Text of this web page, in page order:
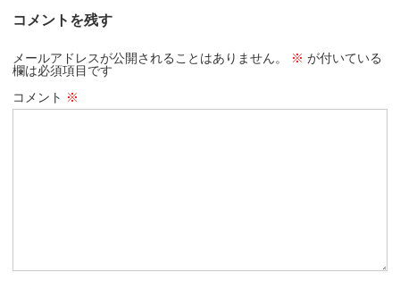
コメントを残す
メールアドレスが公開されることはありません。 ※ が付いている
欄は必須項目です
コメント ※